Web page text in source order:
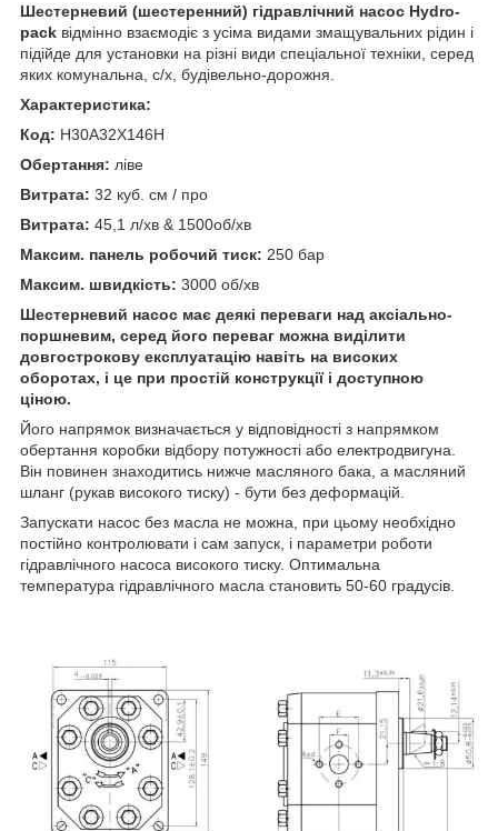
Шестерневий (шестеренний) гідравлічний насос Hydro-
pack відмінно взаємодіє з усіма видами змащувальних рідин і
підійде для установки на різні види спеціальної техніки, серед
яких комунальна, с/х, будівельно-дорожня.
Характеристика:
Код: H30A32X146H
Обертання: ліве
Витрата: 32 куб. см / про
Витрата: 45,1 л/хв & 1500об/хв
Максим. панель робочий тиск: 250 бар
Максим. швидкість: 3000 об/хв
Шестерневий насос має деякі переваги над аксіально-
поршневим, серед його переваг можна виділити
довгострокову експлуатацію навіть на високих
оборотах, і це при простій конструкції і доступною
ціною.
Його напрямок визначається у відповідності з напрямком
обертання коробки відбору потужності або електродвигуна.
Він повинен знаходитись нижче масляного бака, а масляний
шланг (рукав високого тиску) - бути без деформацій.
Запускати насос без масла не можна, при цьому необхідно
постійно контролювати і сам запуск, і параметри роботи
гідравлічного насоса високого тиску. Оптимальна
температура гідравлічного масла становить 50-60 градусів.